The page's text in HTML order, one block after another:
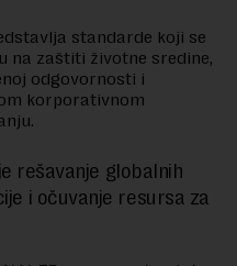
standarde koji se
na zaštiti životne sredine,
odgovornosti i
korporativnom
rešavanje globalnih
i očuvanje resursa za